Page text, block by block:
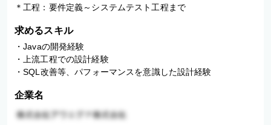
求めるスキル
・Javaの開発経験
・上流工程での設計経験
・SQL改善等、パフォーマンスを意識した設計経験
企業名